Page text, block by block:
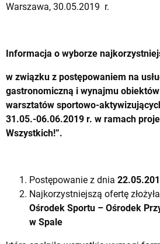
Warszawa, 30.05.2019 r.
Informacja o wyborze
w związku z postępowaniem na
gastronomiczną i wynajmu
warsztatów sportowo-
31.05.-06.06.2019 r. w ramach
Wszystkich!”.
Postępowanie z dnia
Najkorzystniejszą ofertę
Ośrodek Sportu – Ośrodek
w Spale